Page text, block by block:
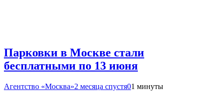
Парковки в Москве стали
бесплатными по 13 июня
Агентство «Москва»2 месяца спустя01 минуты